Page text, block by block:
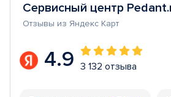
Сервисный центр
Отзывы из Яндекс Карт
4.9 3 132 отзыва